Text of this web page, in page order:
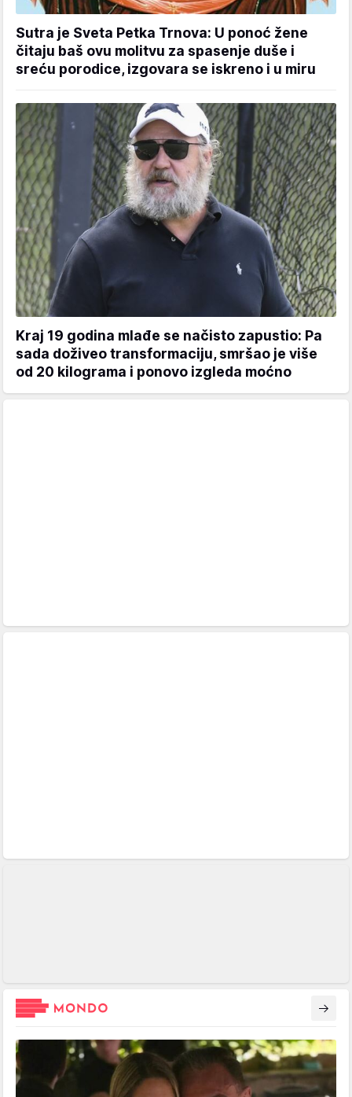
Sutra je Sveta Petka Trnova: U ponoć žene
čitaju baš ovu molitvu za spasenje duše i
sreću porodice, izgovara se iskreno i u miru
Kraj 19 godina mlađe se načisto zapustio: Pa
sada doživeo transformaciju, smršao je više
od 20 kilograma i ponovo izgleda moćno